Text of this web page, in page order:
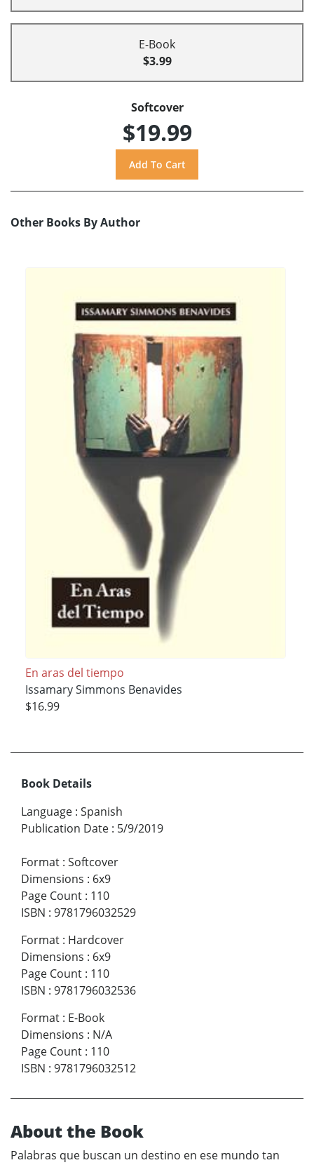
E-Book
$3.99
Softcover
$19.99
Other Books By Author
En aras del tiempo
Issamary Simmons Benavides
$16.99
Book Details
Language : Spanish
Publication Date : 5/9/2019
Format : Softcover
Dimensions : 6x9
Page Count : 110
ISBN : 9781796032529
Format : Hardcover
Dimensions : 6x9
Page Count : 110
ISBN : 9781796032536
Format : E-Book
Dimensions : N/A
Page Count : 110
ISBN : 9781796032512
About the Book
Palabras que buscan un destino en ese mundo tan